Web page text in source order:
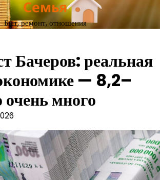
Семья
Быт, ремонт, отношения
Бачеров: реальная
— 8,2–
много